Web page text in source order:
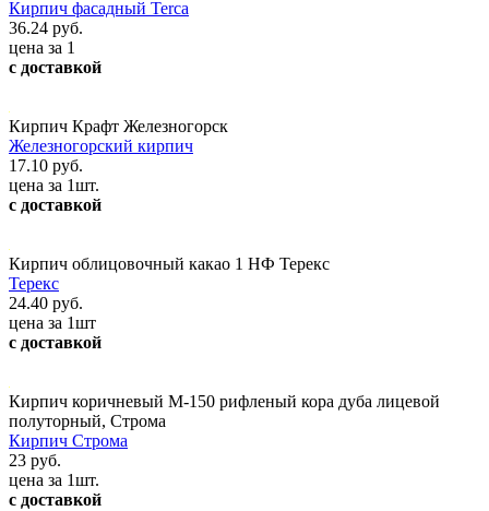
Кирпич фасадный Terca
36.24 руб.
цена за 1
с доставкой
Кирпич Крафт Железногорск
Железногорский кирпич
17.10 руб.
цена за 1шт.
с доставкой
Кирпич облицовочный какао 1 НФ Терекс
Терекс
24.40 руб.
цена за 1шт
с доставкой
Кирпич коричневый М-150 рифленый кора дуба лицевой
полуторный, Строма
Кирпич Строма
23 руб.
цена за 1шт.
с доставкой